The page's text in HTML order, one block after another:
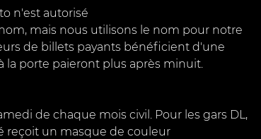
n'est autorisé
mais nous utilisons le nom pour notre
de billets payants bénéficient d'une
la porte paieront plus après minuit.
de chaque mois civil. Pour les gars DL,
reçoit un masque de couleur